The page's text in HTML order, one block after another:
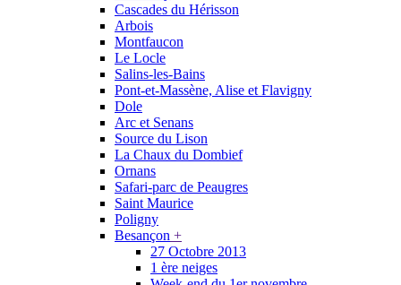
Cascades du Hérisson
Arbois
Montfaucon
Le Locle
Salins-les-Bains
Pont-et-Massène, Alise et Flavigny
Dole
Arc et Senans
Source du Lison
La Chaux du Dombief
Ornans
Safari-parc de Peaugres
Saint Maurice
Poligny
Besançon +
27 Octobre 2013
1 ère neiges